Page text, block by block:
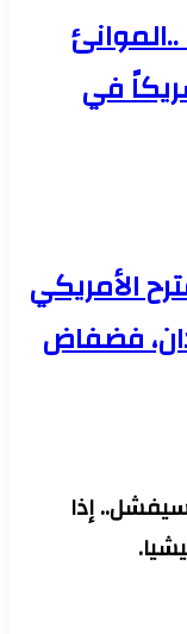
في
الأمريكي
فضفاض
سيفشل.. إذا